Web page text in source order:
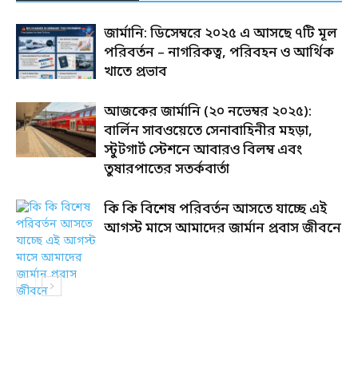
জার্মানি: ডিসেম্বরে ২০২৫ এ আসছে ৭টি মূল
পরিবর্তন – নাগরিকত্ব, পরিবহন ও আর্থিক
খাতে প্রভাব
আজকের জার্মানি (২০ নভেম্বর ২০২৫):
বার্লিন সাবওয়েতে সেনাবাহিনীর মহড়া,
স্টুটগার্ট স্টেশনে আবারও বিলম্ব এবং
তুষারপাতের সতর্কবার্তা
কি কি বিশেষ পরিবর্তন আসতে যাচ্ছে এই
আগস্ট মাসে আমাদের জার্মান প্রবাস জীবনে